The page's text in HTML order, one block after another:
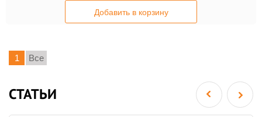
Добавить в корзину
1 Все
СТАТЬИ